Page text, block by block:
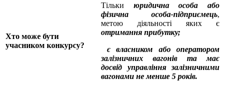
Хто може бути
учасником конкурсу?
Тільки юридична особа або
фізична особа-підприємець,
метою діяльності яких є
отримання прибутку;
є власником або оператором
залізничних вагонів та має
досвід управління залізничними
вагонами не менше 5 років.